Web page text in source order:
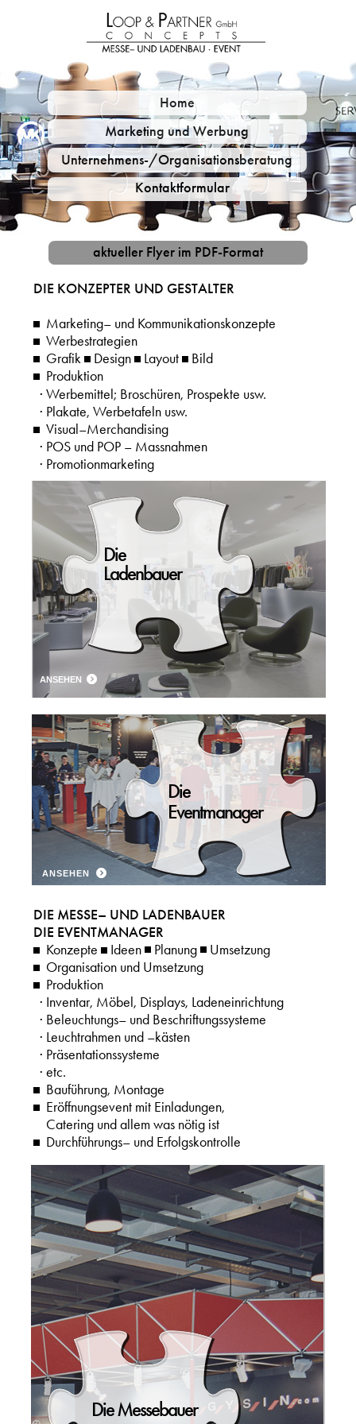
Home
Marketing und Werbung
Unternehmens-/Organisationsberatung
Kontaktformular
aktueller Flyer im PDF-Format
DIE KONZEPTER UND GESTALTER
Marketing– und Kommunikationskonzepte
Werbestrategien
Grafik Design Layout Bild
Produktion
· Werbemittel; Broschüren, Prospekte usw.
· Plakate, Werbetafeln usw.
Visual–Merchandising
· POS und POP – Massnahmen
· Promotionmarketing
ANSEHEN
Die
Eventmanager
ANSEHEN
Die
Ladenbauer
Die Messebauer
DIE MESSE– UND LADENBAUER
DIE EVENTMANAGER
Konzepte Ideen Planung Umsetzung
Organisation und Umsetzung
Produktion
· Inventar, Möbel, Displays, Ladeneinrichtung
· Beleuchtungs– und Beschriftungssysteme
· Leuchtrahmen und –kästen
· Präsentationssysteme
· etc.
Bauführung, Montage
Eröffnungsevent mit Einladungen,
Catering und allem was nötig ist
Durchführungs– und Erfolgskontrolle